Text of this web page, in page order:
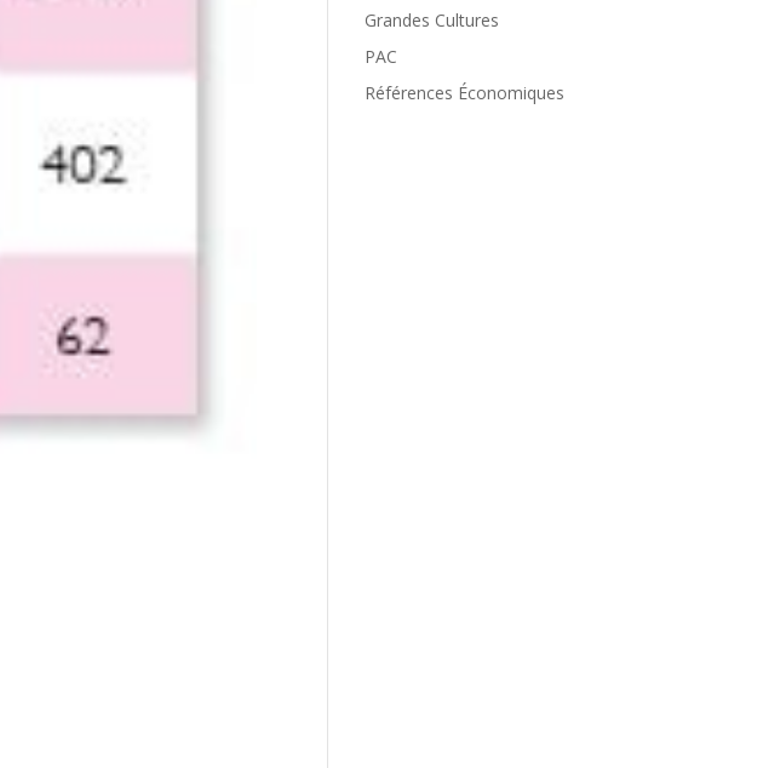
Grandes Cultures
PAC
Références Économiques